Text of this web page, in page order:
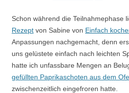
Schon während die Teilnahmephase
Rezept von Sabine von Einfach
Anpassungen nachgemacht, denn
uns gelüstete einfach nach leichten
hatte ich unfassbare Mengen an
gefüllten Paprikaschoten aus dem
zwischenzeitlich eingefroren hatte.